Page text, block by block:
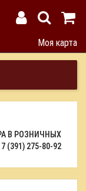
Моя карта
В РОЗНИЧНЫХ
7 (391) 275-80-92